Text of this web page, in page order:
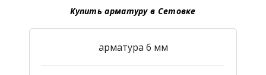
Купить арматуру в Сетовке
арматура 6 мм